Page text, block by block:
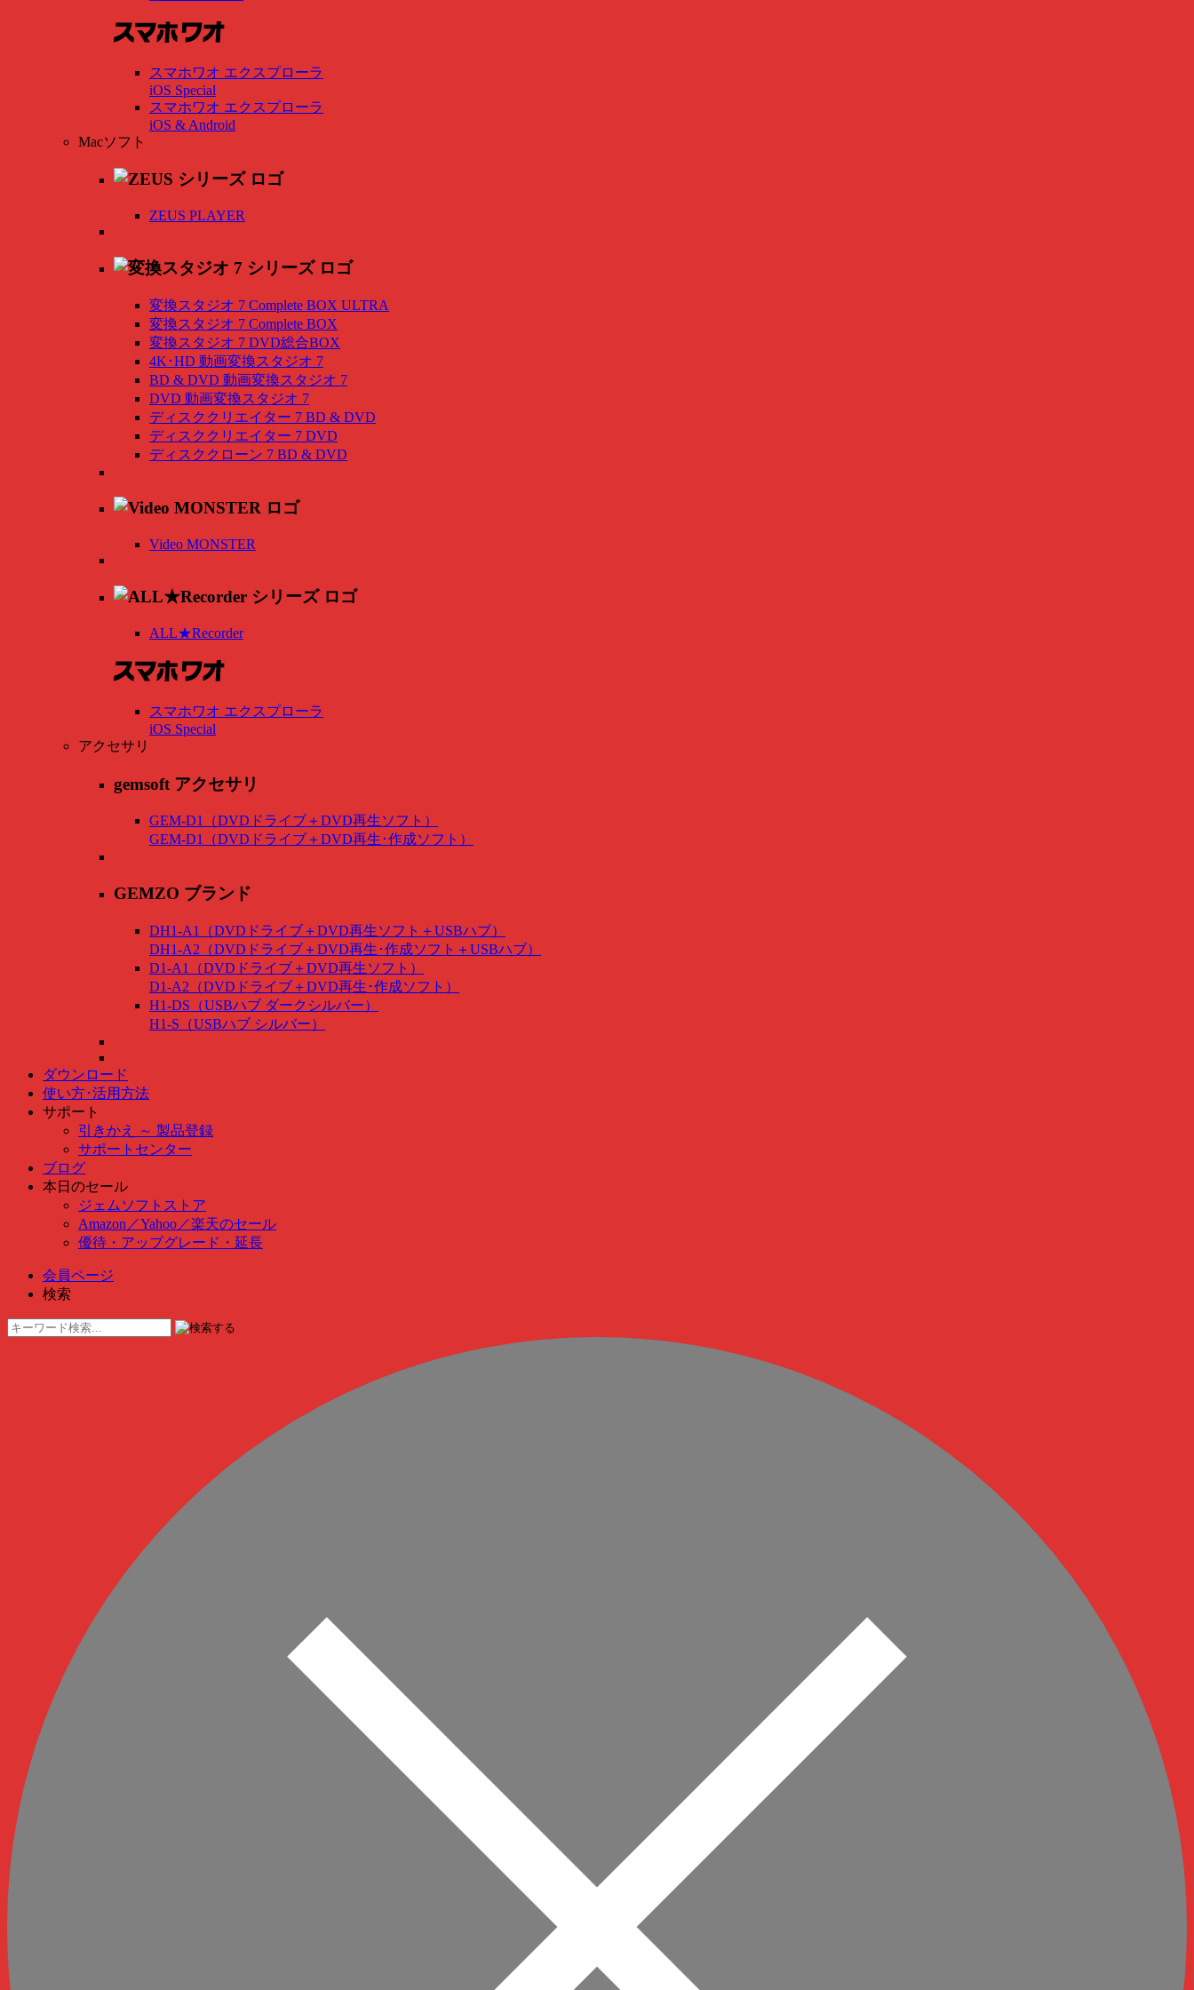
スマホワオ エクスプローラ
iOS Special
スマホワオ エクスプローラ
iOS & Android
Macソフト
ZEUS PLAYER
変換スタジオ 7 Complete BOX ULTRA
変換スタジオ 7 Complete BOX
変換スタジオ 7 DVD総合BOX
4K･HD 動画変換スタジオ 7
BD & DVD 動画変換スタジオ 7
DVD 動画変換スタジオ 7
ディスククリエイター 7 BD & DVD
ディスククリエイター 7 DVD
ディスククローン 7 BD & DVD
Video MONSTER
ALL★Recorder
スマホワオ エクスプローラ
iOS Special
アクセサリ
gemsoft アクセサリ
GEM-D1（DVDドライブ＋DVD再生ソフト）
GEM-D1（DVDドライブ＋DVD再生･作成ソフト）
GEMZO ブランド
DH1-A1（DVDドライブ＋DVD再生ソフト＋USBハブ）
DH1-A2（DVDドライブ＋DVD再生･作成ソフト＋USBハブ）
D1-A1（DVDドライブ＋DVD再生ソフト）
D1-A2（DVDドライブ＋DVD再生･作成ソフト）
H1-DS（USBハブ ダークシルバー）
H1-S（USBハブ シルバー）
ダウンロード
使い方･活用方法
サポート
引きかえ ～ 製品登録
サポートセンター
ブログ
本日のセール
ジェムソフトストア
Amazon ／Yahoo ／楽天のセール
優待・アップグレード・延長
会員ページ
検索